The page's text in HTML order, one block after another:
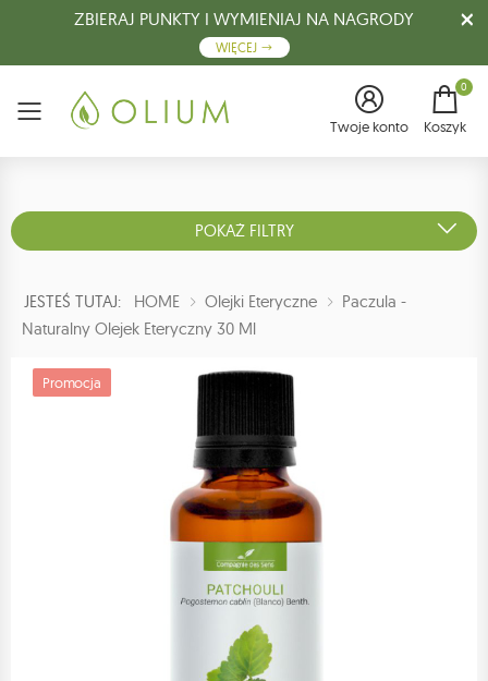
ZBIERAJ PUNKTY I WYMIENIAJ NA NAGRODY
WIĘCEJ
Menu Twoje konto
0
Koszyk
POKAŻ FILTRY
JESTEŚ TUTAJ: HOME Olejki Eteryczne
Paczula -
Naturalny Olejek Eteryczny 30 Ml
Promocja